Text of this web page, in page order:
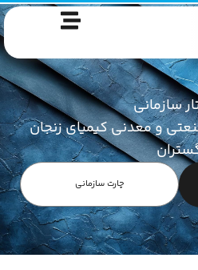
سازمانی
و معدنی کیمیای زنجان
چارت سازمانی